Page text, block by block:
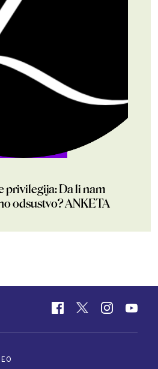
privilegija: Da li nam
odsustvo? ANKETA